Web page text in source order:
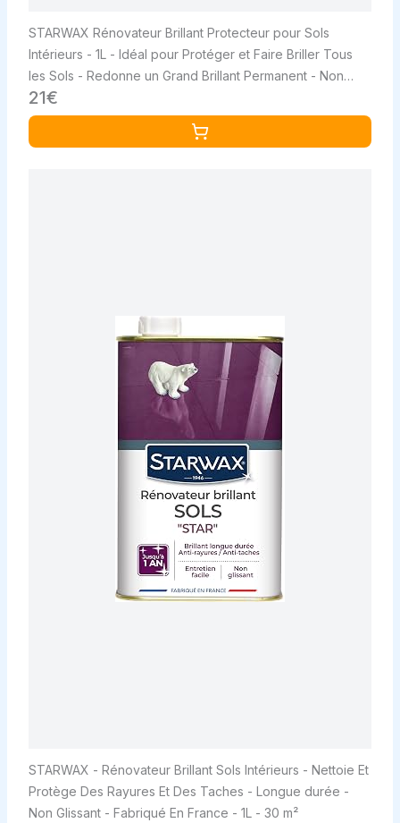
STARWAX Rénovateur Brillant Protecteur pour Sols
Intérieurs - 1L - Idéal pour Protéger et Faire Briller Tous
les Sols - Redonne un Grand Brillant Permanent - Non
Glissant
21€
STARWAX - Rénovateur Brillant Sols Intérieurs - Nettoie Et
Protège Des Rayures Et Des Taches - Longue durée -
Non Glissant - Fabriqué En France - 1L - 30 m²